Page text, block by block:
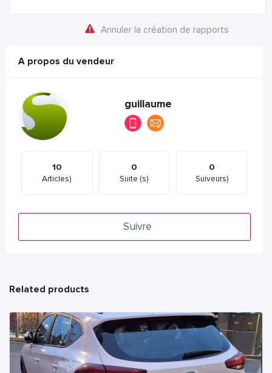
Annuler la création de rapports
A propos du vendeur
guillaume
10
Articles)
0
Suite (s)
0
Suiveurs)
Suivre
Related products